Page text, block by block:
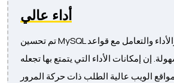
أداء عالي
تم تحسين MySQL من حيث السرعة والأداء والتعامل مع قواعد
إن إمكانات الأداء التي يتمتع بها تجعله
الويب عالية الطلب ذات حركة المرور